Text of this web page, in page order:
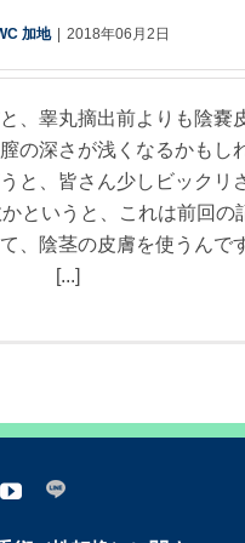
加地 | 2018年06月2日
、睾丸摘出前よりも陰嚢
の深さが浅くなるかもし
と、皆さん少しビックリ
というと、これは前回の
、陰茎の皮膚を使うんで
[...]